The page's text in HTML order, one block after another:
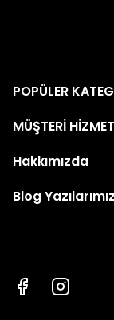
POPÜLER
MÜŞTERİ
Hakkımızda
Blog Yazılarımız